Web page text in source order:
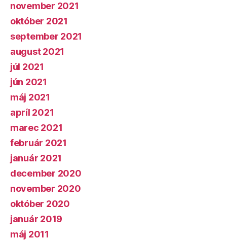
november 2021
október 2021
september 2021
august 2021
júl 2021
jún 2021
máj 2021
apríl 2021
marec 2021
február 2021
január 2021
december 2020
november 2020
október 2020
január 2019
máj 2011